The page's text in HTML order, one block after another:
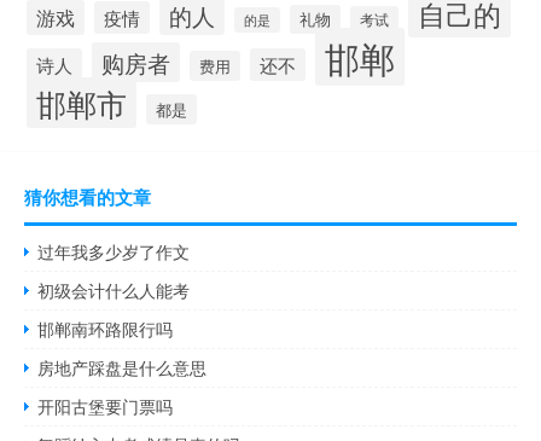
游戏 疫情 的人 的是 礼物 考试 自己的
诗人 购房者 费用 还不 邯郸
邯郸市 都是
猜你想看的文章
过年我多少岁了作文
初级会计什么人能考
邯郸南环路限行吗
房地产踩盘是什么意思
开阳古堡要门票吗